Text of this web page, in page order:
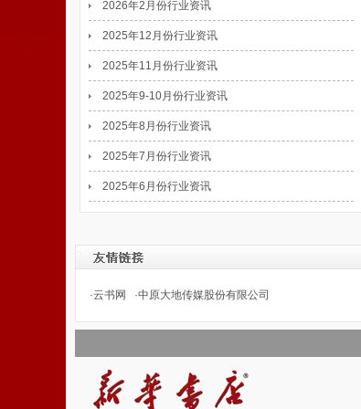
2026年2月份行业资讯
2025年12月份行业资讯
2025年11月份行业资讯
2025年9-10月份行业资讯
2025年8月份行业资讯
2025年7月份行业资讯
2025年6月份行业资讯
·云书网 ·中原大地传媒股份有限公司